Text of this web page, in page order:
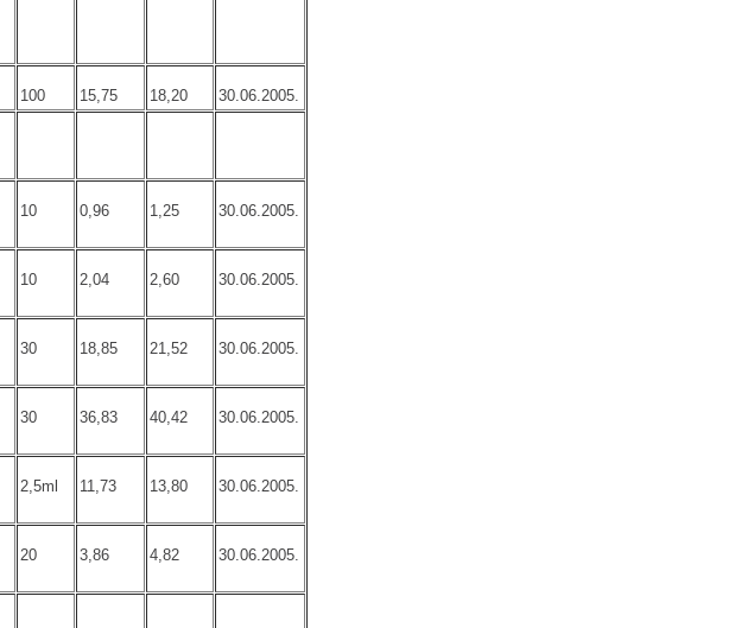
100 15,75 18,20 30.06.2005.
10 0,96 1,25 30.06.2005.
10 2,04 2,60 30.06.2005.
30 18,85 21,52 30.06.2005.
30 36,83 40,42 30.06.2005.
2,5ml 11,73 13,80 30.06.2005.
20 3,86 4,82 30.06.2005.